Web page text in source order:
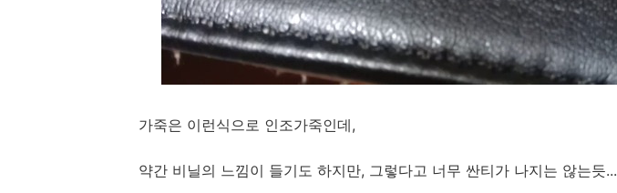
가죽은 이런식으로 인조가죽인데,
약간 비닐의 느낌이 들기도 하지만, 그렇다고 너무 싼티가 나지는 않는듯...